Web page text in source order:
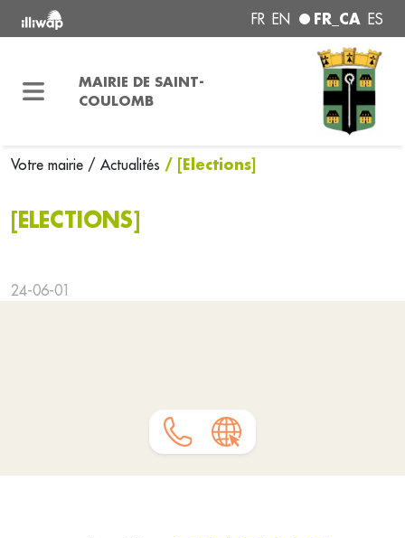
FR EN FR_CA ES
MAIRIE DE SAINT-
COULOMB
Votre mairie / Actualités / [Elections]
[ELECTIONS]
24-06-01